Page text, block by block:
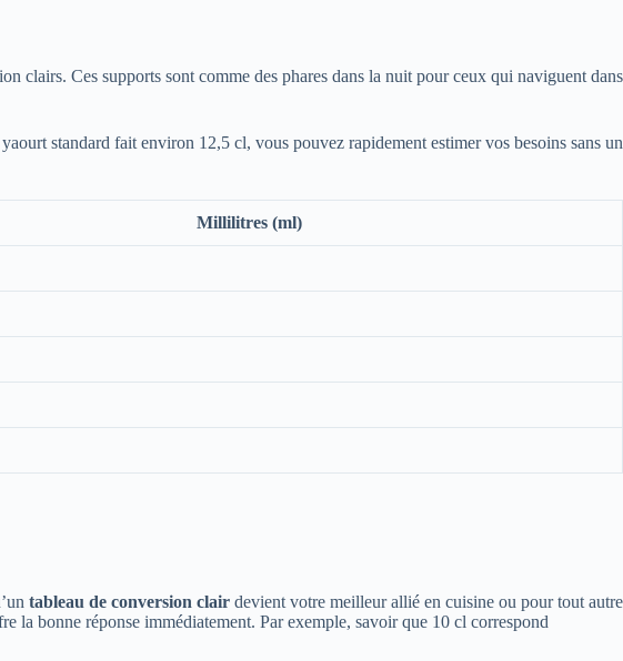
clairs. Ces supports sont comme des phares dans la nuit pour ceux qui naviguent dans
standard fait environ 12,5 cl, vous pouvez rapidement estimer vos besoins sans un
Millilitres (ml)
tableau de conversion clair devient votre meilleur allié en cuisine ou pour tout autre
la bonne réponse immédiatement. Par exemple, savoir que 10 cl correspond